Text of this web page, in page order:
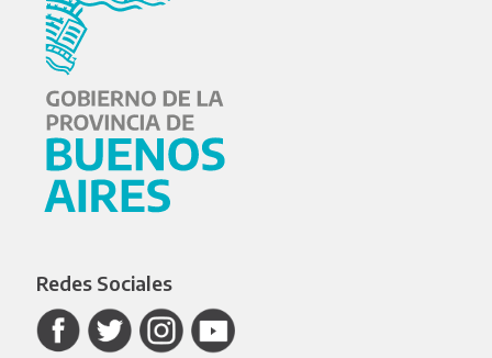
Redes Sociales